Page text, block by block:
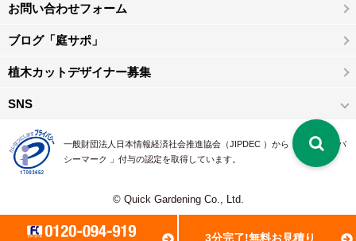
3分完了!無料お見積り
お問い合わせフォーム
ブログ「庭サポ」
植木カットデザイナー募集
SNS
一般財団法人日本情報経済社会推進協会（JIPDEC ）から 、「 プライバ
シーマーク 」付与の認定を取得しています。
© Quick Gardening Co., Ltd.